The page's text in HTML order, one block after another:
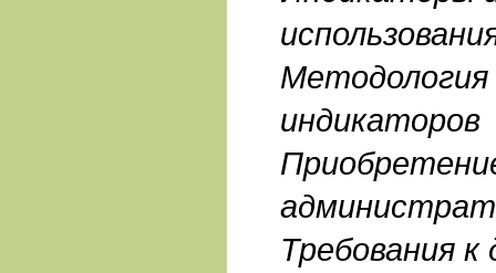
Методология
индикаторов
Требования